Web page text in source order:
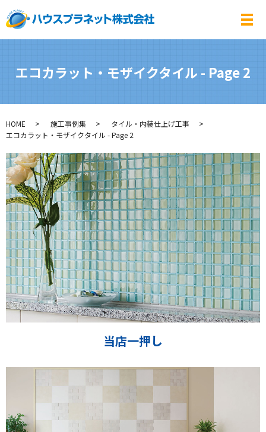
メ
エコカラット・モザイクタイル - Page 2
HOME 施工事例集
タイル・内装仕上げ工事
エコカラット・モザイクタイル - Page 2
当店一押し